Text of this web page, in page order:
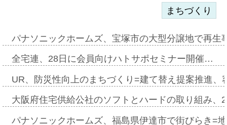
まちづくり
パナソニックホームズ、宝塚市の大型分譲地で再
全宅連、28日に会員向けハトサポセミナー開催…
UR、防災性向上のまちづくり=建て替え提案推進
大阪府住宅供給公社のソフトとハードの取り組み
パナソニックホームズ、福島県伊達市で街びらき=